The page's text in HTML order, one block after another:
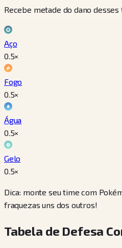
Recebe metade do dano
Aço
0.5×
Fogo
0.5×
Água
0.5×
Gelo
0.5×
Dica: monte seu time com
fraquezas uns dos outros!
Tabela de Defesa